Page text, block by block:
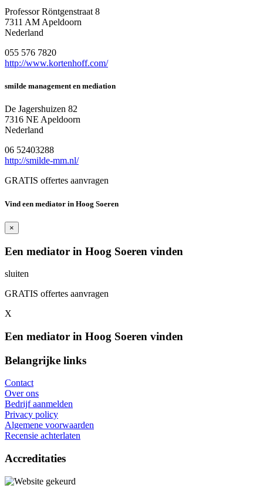
Professor Röntgenstraat 8
7311 AM Apeldoorn
Nederland
055 576 7820
http://www.kortenhoff.com/
smilde management en mediation
De Jagershuizen 82
7316 NE Apeldoorn
Nederland
06 52403288
http://smilde-mm.nl/
GRATIS offertes aanvragen
Vind een mediator in Hoog Soeren
×
Een mediator in Hoog Soeren vinden
sluiten
GRATIS offertes aanvragen
X
Een mediator in Hoog Soeren vinden
Belangrijke links
Contact
Over ons
Bedrijf aanmelden
Privacy policy
Algemene voorwaarden
Recensie achterlaten
Accreditaties